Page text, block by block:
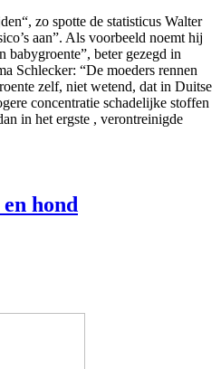
zo spotte de statisticus Walter
aan”. Als voorbeeld noemt hij
babygroente”, beter gezegd in
Schlecker: “De moeders rennen
zelf, niet wetend, dat in Duitse
concentratie schadelijke stoffen
in het ergste , verontreinigde
hond